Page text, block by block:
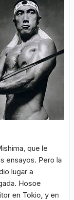
que le
ensayos. Pero la
lugar a
Hosoe
en Tokio, y en